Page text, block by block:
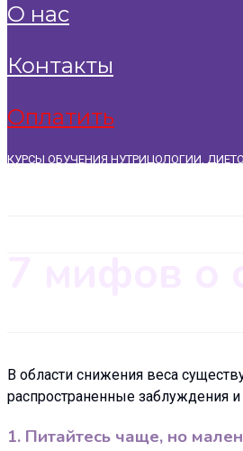
о нас
контакты
оплатить
КУРСЫ ОБУЧЕНИЯ НУТРИЦОЛОГИИ,
В области снижения веса
распространенные заблуждения
1. Питайтесь чаще, но